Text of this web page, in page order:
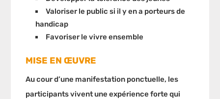
Valoriser le public si il y en a porteurs de
handicap
Favoriser le vivre ensemble
MISE EN ŒUVRE
Au cour d’une manifestation ponctuelle, les
participants vivent une expérience forte qui